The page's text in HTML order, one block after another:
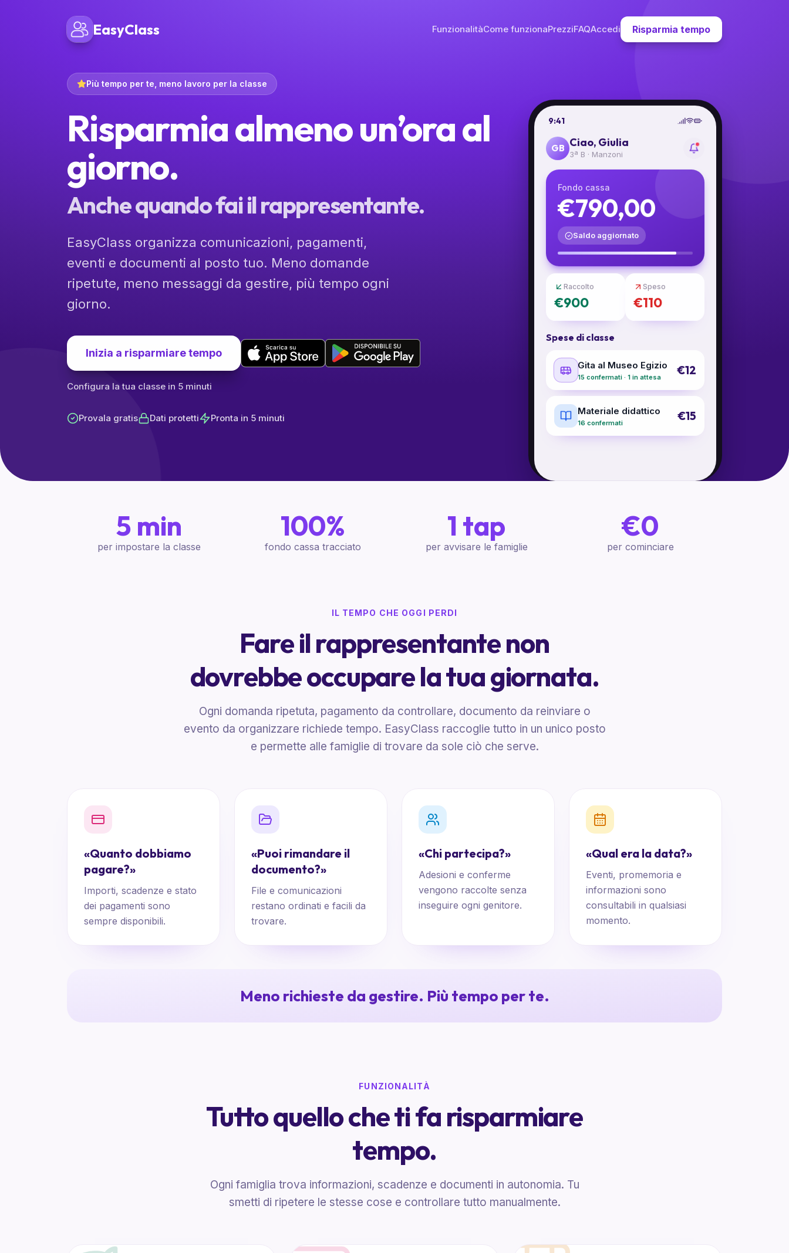
EasyClass FunzionalitàCome funzionaPrezziFAQAccedi Risparmia tempo
Più tempo per te, meno lavoro per la classe
Risparmia almeno un’ora al
giorno.
Anche quando fai il rappresentante.
EasyClass organizza comunicazioni, pagamenti,
eventi e documenti al posto tuo. Meno domande
ripetute, meno messaggi da gestire, più tempo ogni
giorno.
Inizia a risparmiare tempo
Configura la tua classe in 5 minuti
Provala gratis Dati protetti Pronta in 5 minuti
9:41
GB Ciao, Giulia
3ª B · Manzoni
Fondo cassa
€742,00
€768,00
€790,00
Saldo aggiornato
Raccolto
€900
Speso
€110
Spese di classe
Gita al Museo Egizio
12 confermati · 4 in attesa €12
Materiale didattico
16 confermati €15
5 min
per impostare la classe
100%
fondo cassa tracciato
1 tap
per avvisare le famiglie
€0
per cominciare
IL TEMPO CHE OGGI PERDI
Fare il rappresentante non
dovrebbe occupare la tua giornata.
Ogni domanda ripetuta, pagamento da controllare, documento da reinviare o
evento da organizzare richiede tempo. EasyClass raccoglie tutto in un unico posto
e permette alle famiglie di trovare da sole ciò che serve.
«Quanto dobbiamo
pagare?»
Importi, scadenze e stato
dei pagamenti sono
sempre disponibili.
«Puoi rimandare il
documento?»
File e comunicazioni
restano ordinati e facili da
trovare.
«Chi partecipa?»
Adesioni e conferme
vengono raccolte senza
inseguire ogni genitore.
«Qual era la data?»
Eventi, promemoria e
informazioni sono
consultabili in qualsiasi
momento.
Meno richieste da gestire. Più tempo per te.
FUNZIONALITÀ
Tutto quello che ti fa risparmiare
tempo.
Ogni famiglia trova informazioni, scadenze e documenti in autonomia. Tu
smetti di ripetere le stesse cose e controllare tutto manualmente.